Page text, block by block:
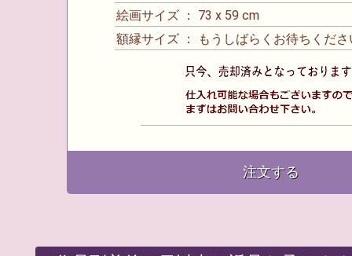
絵画サイズ ： 73 x 59 cm
額縁サイズ ： もうしばらくお待ちくだ
注文する